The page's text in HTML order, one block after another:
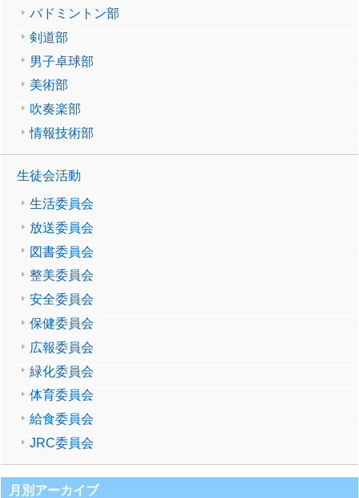
バドミントン部
剣道部
男子卓球部
美術部
吹奏楽部
情報技術部
生徒会活動
生活委員会
放送委員会
図書委員会
整美委員会
安全委員会
保健委員会
広報委員会
緑化委員会
体育委員会
給食委員会
JRC委員会
月別アーカイブ